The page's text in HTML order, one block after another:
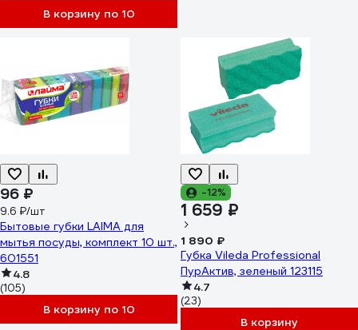
В корзину по 10
96 ₽
9.6 ₽/шт
Бытовые губки LAIMA для
мытья посуды, комплект 10 шт.,
601551
4.8
(105)
В корзину по 10
-12%
1 659 ₽
1 890 ₽
Губка Vileda Professional
ПурАктив, зеленый 123115
4.7
(23)
В корзину